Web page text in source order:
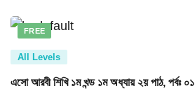
FREE
All Levels
এসো আরবী শিখি ১ম খন্ড ১ম অধ্যায় ২য় পাঠ, পর্বঃ ০১